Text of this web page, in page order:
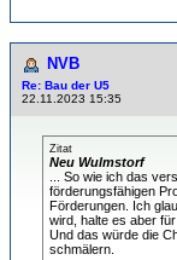
NVB
Re: Bau der U5
22.11.2023 15:35
Zitat
Neu Wulmstorf
... So wie ich das
förderungsfähigen
Förderungen. Ich
wird, halte es aber
Und das würde die
schmälern.